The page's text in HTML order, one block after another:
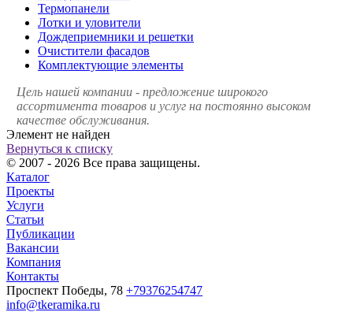
Термопанели
Лотки и уловители
Дождеприемники и решетки
Очистители фасадов
Комплектующие элементы
Цель нашей компании - предложение широкого
ассортимента товаров и услуг на постоянно высоком
качестве обслуживания.
Элемент не найден
Вернуться к списку
© 2007 - 2026 Все права защищены.
Каталог
Проекты
Услуги
Статьи
Публикации
Вакансии
Компания
Контакты
Проспект Победы, 78 +79376254747
info@tkeramika.ru